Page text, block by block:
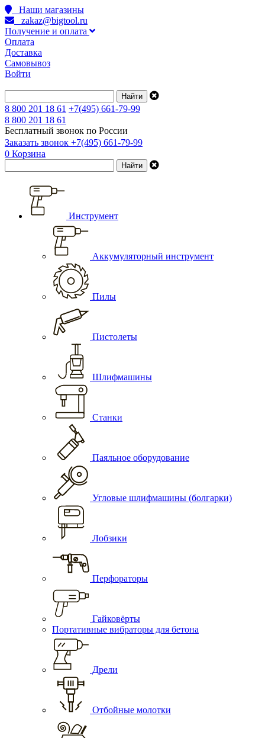
Наши магазины
zakaz@bigtool.ru
Получение и оплата
Оплата
Доставка
Самовывоз
Войти
8 800 201 18 61 +7(495) 661-79-99
8 800 201 18 61
Бесплатный звонок по России
Заказать звонок +7(495) 661-79-99
0 Корзина
Инструмент
Аккумуляторный инструмент
Пилы
Пистолеты
Шлифмашины
Станки
Паяльное оборудование
Угловые шлифмашины (болгарки)
Лобзики
Перфораторы
Гайковёрты
Портативные вибраторы для бетона
Дрели
Отбойные молотки